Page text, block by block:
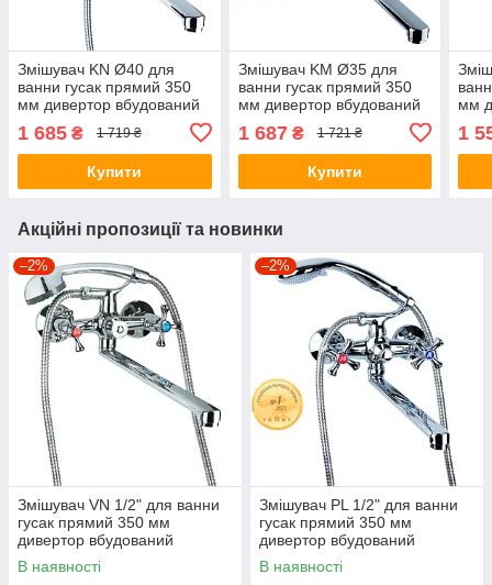
Змішувач KN Ø40 для
ванни гусак прямий 350
мм дивертор вбудований
картриджний AQUATICA
KN-2C228C (9738220)
1 685 ₴ 1 719 ₴
Купити
Змішувач KM Ø35 для
ванни гусак прямий 350
мм дивертор вбудований
картриджний AQUATICA
KM-2C233C (9740220)
1 687₴ 1 721 ₴
Купити
мм
HL-
1
Акційні пропозиції та новинки
–2%
Змішувач VN 1/2" для ванни
гусак прямий 350 мм
дивертор вбудований
картриджний TAU VN-2C260C
(9885210)
В наявності
–2%
Змішувач PL 1/2" для ванни
гусак прямий 350 мм
дивертор вбудований
кульовий AQUATICA PL-
5C255C (9777210)
В наявності